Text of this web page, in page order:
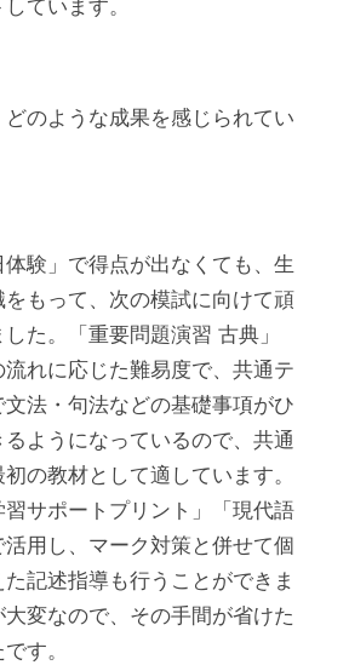
ています。
のような成果を感じられてい
体験」で得点が出なくても、生
もって、次の模試に向けて頑
た。「重要問題演習 古典」
れに応じた難易度で、共通テ
法・句法などの基礎事項がひ
ようになっているので、共通
の教材として適しています。
習サポートプリント」「現代語
用し、マーク対策と併せて個
記述指導も行うことができま
変なので、その手間が省けた
す。